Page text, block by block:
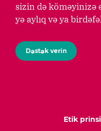
sizin də köməyinizə
yə aylıq və ya
Dəstək verin
Etik